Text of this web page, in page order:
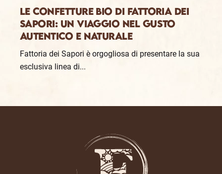
Le Confetture Bio di Fattoria dei
Sapori: Un Viaggio nel Gusto
Autentico e Naturale
Fattoria dei Sapori è orgogliosa di presentare la sua
esclusiva linea di...